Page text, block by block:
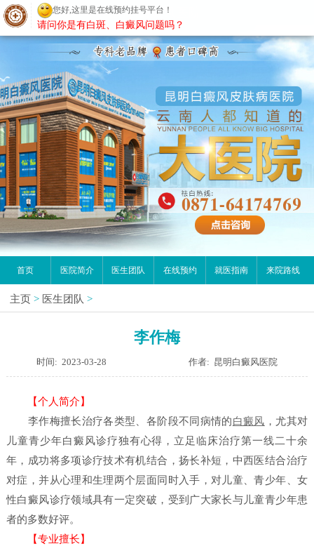
昆明白癜风医院
首页 医院简介 医生团队 在线预约 就医指南 来院路线
主页 > 医生团队 >
李作梅
时间: 2023-03-28 作者: 昆明白癜风医院
【个人简介】
李作梅擅长治疗各类型、各阶段不同病情的白癜风 ，尤其对
儿童青少年白癜风诊疗独有心得，立足临床治疗第一线二十余
年，成功将多项诊疗技术有机结合，扬长补短，中西医结合治疗
对症，并从心理和生理两个层面同时入手，对儿童、青少年、女
性白癜风诊疗领域具有一定突破，受到广大家长与儿童青少年患
者的多数好评。
【专业擅长】
您好,这里是在线预约挂号平台！
请问你是有白斑、白癜风问题吗？